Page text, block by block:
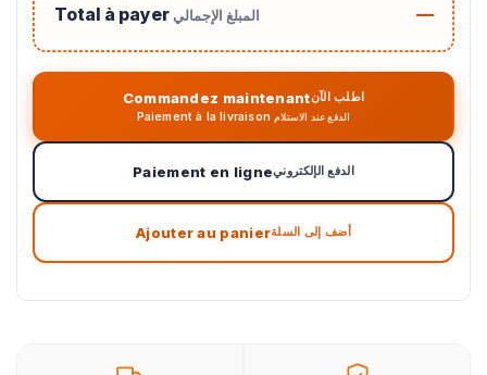
Total à payer المبلغ الإجمالي —
Commandez maintenantاطلب الآن
Paiement à la livraisonالدفع عند الاستلام
Paiement en ligneالدفع الإلكتروني
Ajouter au panierأضف إلى السلة